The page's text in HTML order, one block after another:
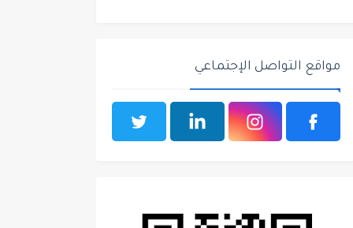
مواقع التواصل الإجتماعي